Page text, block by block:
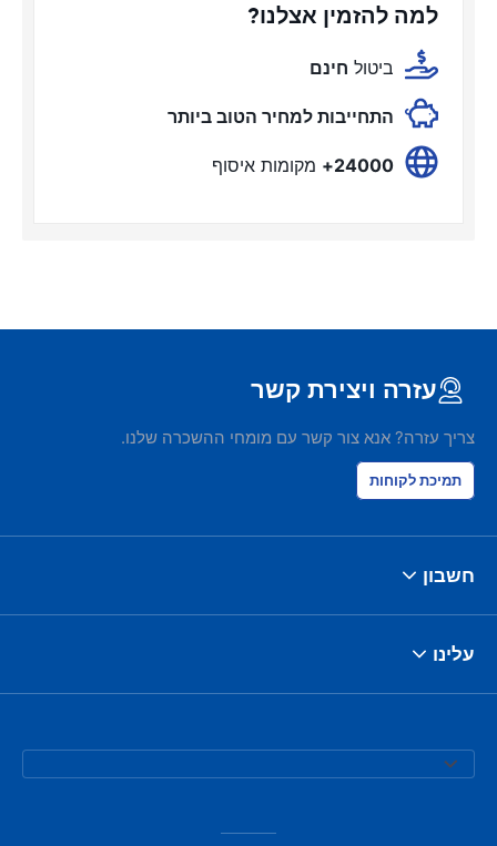
למה להזמין אצלנו?
ביטול חינם
התחייבות למחיר הטוב ביותר
24000+ מקומות איסוף
עזרה ויצירת קשר
צריך עזרה? אנא צור קשר עם מומחי ההשכרה שלנו.
תמיכת לקוחות
חשבון
עלינו